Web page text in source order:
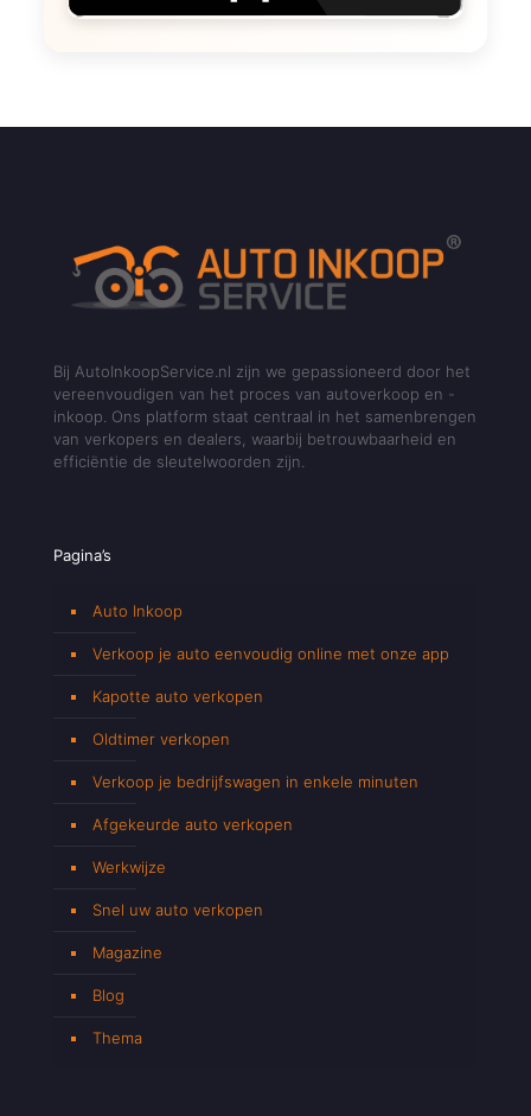
Bij AutoInkoopService.nl zijn we gepassioneerd door het
vereenvoudigen van het proces van autoverkoop en -
inkoop. Ons platform staat centraal in het samenbrengen
van verkopers en dealers, waarbij betrouwbaarheid en
efficiëntie de sleutelwoorden zijn.
Pagina’s
Auto Inkoop
Verkoop je auto eenvoudig online met onze app
Kapotte auto verkopen
Oldtimer verkopen
Verkoop je bedrijfswagen in enkele minuten
Afgekeurde auto verkopen
Werkwijze
Snel uw auto verkopen
Magazine
Blog
Thema